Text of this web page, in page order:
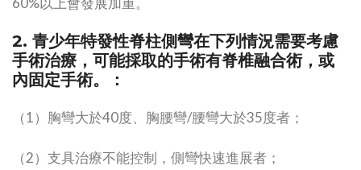
2. 青少年特發性脊柱側彎在下列情況需要考慮
手術治療，可能採取的手術有脊椎融合術，或
內固定手術。：
（1）胸彎大於40度、胸腰彎/腰彎大於35度者；
（2）支具治療不能控制，側彎快速進展者；